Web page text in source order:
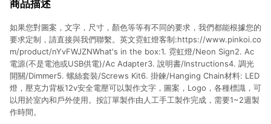
商品描述
如果您對圖案，文字，尺寸，顏色等等有不同的要求，我們都能根據您的
要求定制，請直接與我們聯繫。英文霓虹燈客制:https://www.pinkoi.co
m/product/nYvFWJZNWhat's in the box:1. 霓虹燈/Neon Sign2. Ac
電源(不是電池或USB供電)/Ac Adapter3. 說明書/Instructions4. 調光
開關/Dimmer5. 螺絲套裝/Screws Kit6. 掛鍊/Hanging Chain材料: LED
燈，壓克力背板12v安全電壓可以製作文字，圖案，Logo，各種標識，可
以用於室內和戶外使用。按訂單製作由人工手工製作完成，需要1~2週製
作時間。